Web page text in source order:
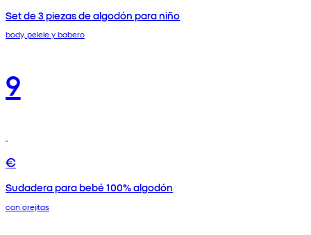
Set de 3 piezas de algodón para niño
body, pelele y babero
9
€
Sudadera para bebé 100% algodón
con orejitas